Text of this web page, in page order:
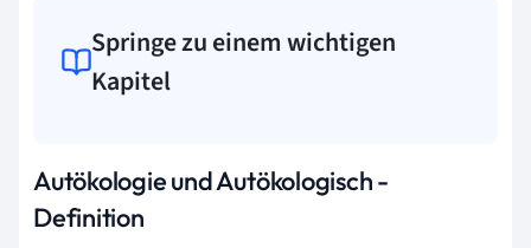
Springe zu einem wichtigen
Kapitel
Autökologie und Autökologisch -
Definition